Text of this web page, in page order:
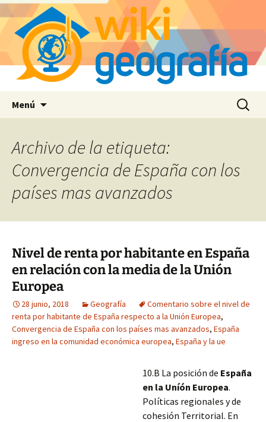
Menú Buscar:
Archivo de la etiqueta:
Convergencia de España con los
países mas avanzados
Nivel de renta por habitante en España
en relación con la media de la Unión
Europea
28 junio, 2018 Geografía
Comentario sobre el nivel de
renta por habitante de España respecto a la Unión Europea,
Convergencia de España con los países mas avanzados, España
ingreso en la comunidad económica europea, España y la ue
10.B La posición de España
en la Uníón Europea.
Políticas regionales y de
cohesión Territorial. En